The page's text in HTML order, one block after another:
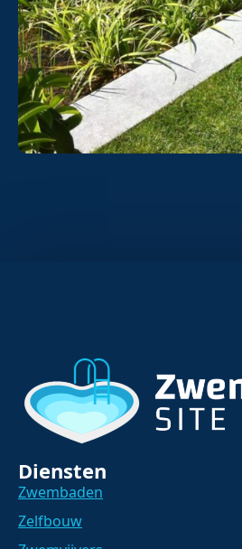
Diensten
Zwembaden
Zelfbouw